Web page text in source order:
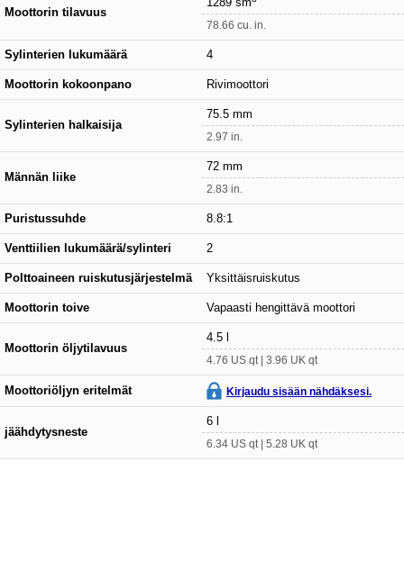
Moottorin tilavuus
78.66 cu. in.
Sylinterien lukumäärä 4
Moottorin kokoonpano Rivimoottori
Sylinterien halkaisija
75.5 mm
2.97 in.
Männän liike
72 mm
2.83 in.
Puristussuhde 8.8:1
Venttiilien lukumäärä/sylinteri 2
Polttoaineen ruiskutusjärjestelmä Yksittäisruiskutus
Moottorin toive Vapaasti hengittävä moottori
Moottorin öljytilavuus
4.5 l
4.76 US qt | 3.96 UK qt
Moottoriöljyn eritelmät Kirjaudu sisään nähdäksesi.
jäähdytysneste
6 l
6.34 US qt | 5.28 UK qt